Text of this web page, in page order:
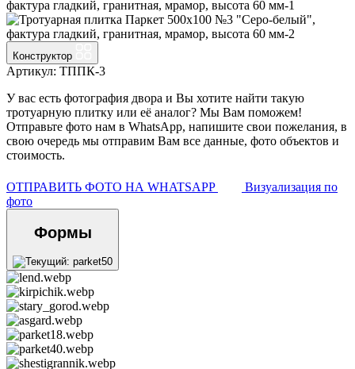
Конструктор
Артикул: ТППК-3
У вас есть фотография двора и Вы хотите найти такую
тротуарную плитку или её аналог? Мы Вам поможем!
Отправьте фото нам в WhatsApp, напишите свои пожелания, в
свою очередь мы отправим Вам все данные, фото объектов и
стоимость.
ОТПРАВИТЬ ФОТО НА WHATSAPP
Визуализация по
фото
Формы